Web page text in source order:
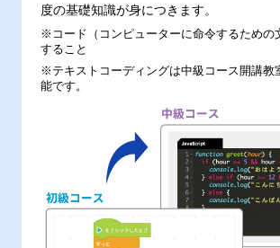
度の基礎知識が身につきます。
※コード（コンピューターに命令するための
すること
※テキストコーディングは中級コース開講教
能です。